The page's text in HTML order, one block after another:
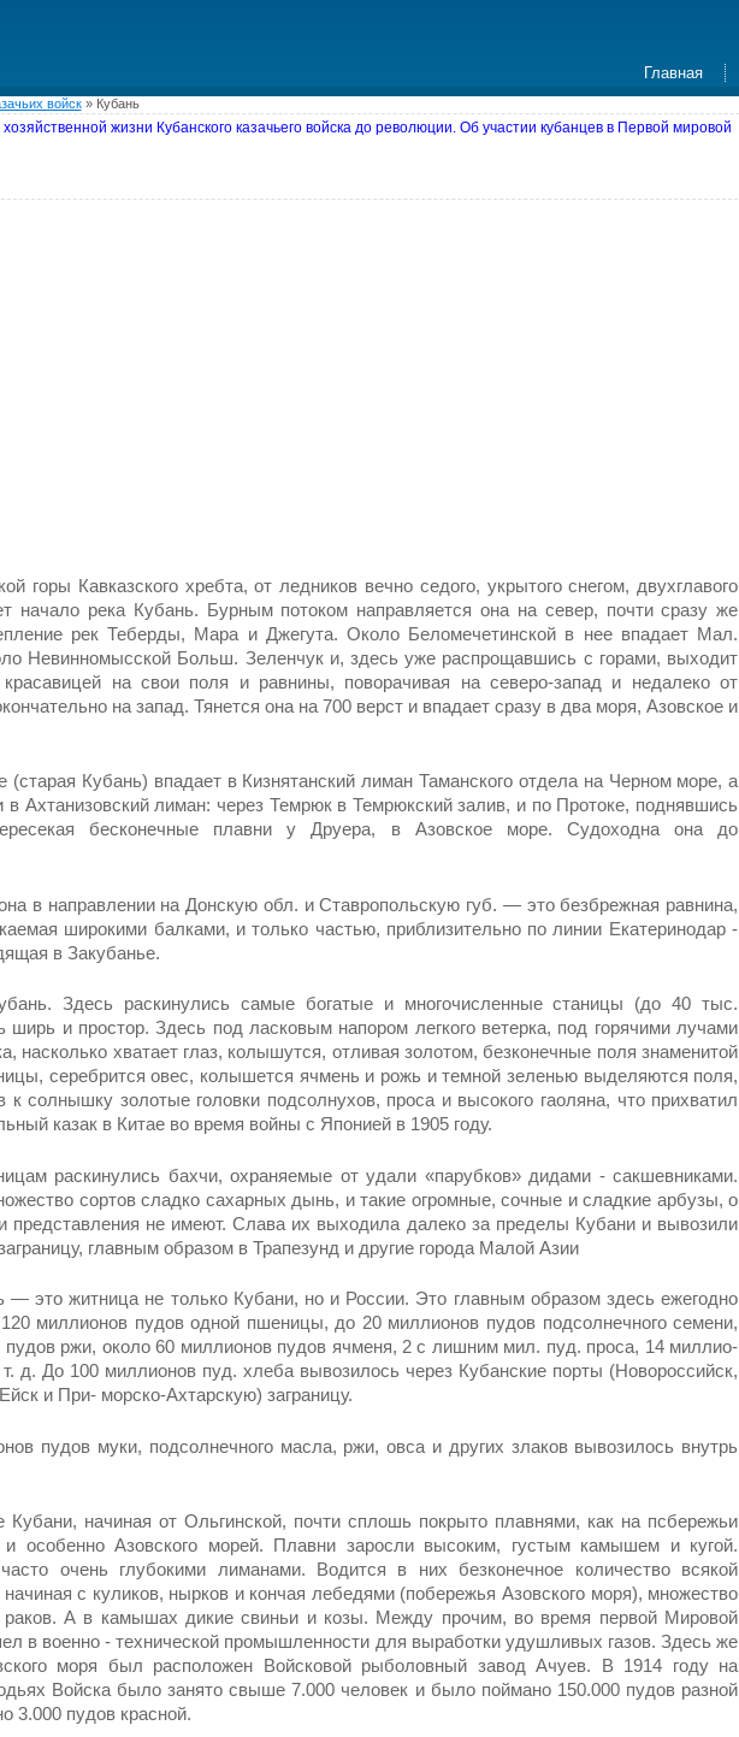
Главная
войск» Кубань
жизни Кубанского казачьего войска до революции. Об участии кубанцев в Первой мировой
горы Кавказского хреб­та, от ледников вечно седого, укрытого сне­гом, двухглавого
начало ре­ка Кубань. Бурным потоком направляется она на север, почти сразу же
рек Теберды, Мара и Джегута. Около Беломечетинской в нее впадает Мал.
Невинномысской Больш. Зеленчук и, здесь уже распрощавшись с го­рами, выходит
на свои поля и равнины, поворачивая на северо-запад и недалеко от
на запад. Тянется она на 700 верст и впадает сразу в два моря, Азовское и
(старая Кубань) впадает в Кизнятанский лиман Таманского отдела на Черном море, а
в Ахтанизовский лиман: через Темрюк в Темрюкский залив, и по Протоке, поднявшись
бесконечные плавни у Друера, в Азовское море. Судоходна она до
в направлении на Дон­скую обл. и Ставропольскую губ. — это без­брежная равнина,
ши­рокими балками, и только частью, прибли­зительно по линии Екатеринодар -
в Закубанье.
Здесь раскинулись самые богатые и многочисленные станицы (до 40 тыс.
ширь и простор. Здесь под ласковым напором легкого ветер­ка, под горячими лучами
насколько хватает глаз, колышутся, отли­вая золотом, безконечные поля знаменитой
серебрится овес, колы­шется ячмень и рожь и темной зеленью вы­деляются поля,
к солнышку золотые головки подсолнухов, проса и высо­кого гаоляна, что прихватил
казак в Китае во время войны с Японией в 1905 году.
раскинулись бахчи, охраняемые от удали «парубков» дидами - сакшевниками.
сор­тов сладко сахарных дынь, и такие огром­ные, сочные и сладкие арбузы, о
представления не имеют. Слава их выходила далеко за пределы Кубани и вы­возили
главным образом в Трапезунд и другие города Малой Азии
— это житница не только Кубани, но и России. Это главным образом здесь ежегодно
миллионов пудов одной пшеницы, до 20 миллионов пу­дов подсолнечного семени,
пудов ржи, около 60 миллионов пудов ячме­ня, 2 с лишним мил. пуд. проса, 14 миллио­
д. До 100 миллионов пуд. хлеба вывозилось через Кубанские порты (Новороссийск,
и При- морско-Ахтарскую) заграницу.
пудов муки, подсол­нечного масла, ржи, овса и других злаков вывозилось внутрь
Кубани, начиная от Ольгинской, почти сплошь покрыто плавнями, как на псбережьи
и особенно Азовского морей. Плавни заросли высоким, густым камышем и кугой.
очень глубокими лиманами. Водится в них безконечное количество всякой
с куликов, нырков и кончая лебедями (побережья Азовского моря), мно­жество
А в камышах дикие свиньи и козы. Между прочим, во время первой Мировой
в военно - технической промышленности для выработки удушливых газов. Здесь же
моря был расположен Войсковой рыболовный завод Ачуев. В 1914 году на
Войска было за­нято свыше 7.000 человек и было поймано 150.000 пудов разной
3.000 пудов красной.